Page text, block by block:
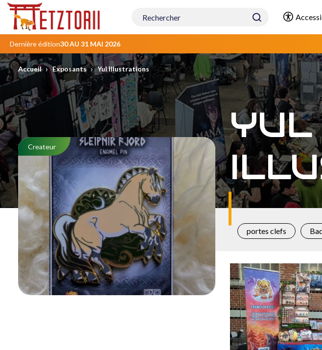
Contenu
principal
Dernière édition30 AU 31 MAI 2026
Accueil › Exposants › Yul Illustrations
YUL
Createur
portes clefs